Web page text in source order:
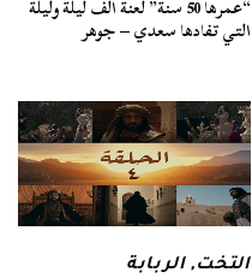
“عمرها 50 سنة” لعنة ألف ليلة وليلة
التي تفادها سعدي – جوهر
التخت,الربابة